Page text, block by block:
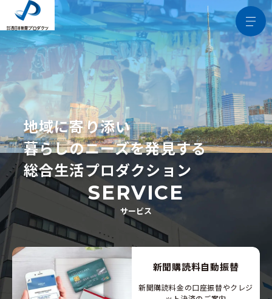
地域に寄り添い
暮らしのニーズを発見する
総合生活プロダクション
SERVICE
サービス
プレスマスター・
ソリューション
制作・デザイン
生活サポート
新聞購読料自動振替
新聞購読料金の口座振替やクレジ